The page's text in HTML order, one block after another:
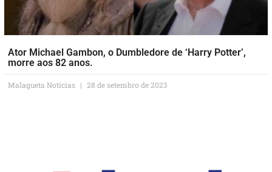
Ator Michael Gambon, o Dumbledore de ‘Harry Potter’,
morre aos 82 anos.
Malagueta Notícias 28 de setembro de 2023